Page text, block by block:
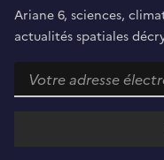
Ariane 6, sciences,
actualités spatiales